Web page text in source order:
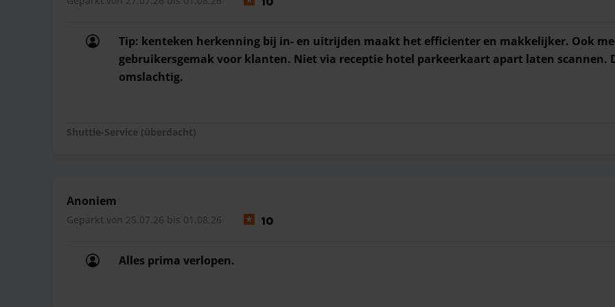
Tip: kenteken herkenning bij in- en uitrijden maakt het efficienter en makkelijker. Ook
gebruikersgemak voor klanten. Niet via receptie hotel parkeerkaart apart laten scannen.
omslachtig.
Shuttle-Service (überdacht)
Anoniem
Geparkt von 25.07.26 bis 01.08.26 10
Alles prima verlopen.